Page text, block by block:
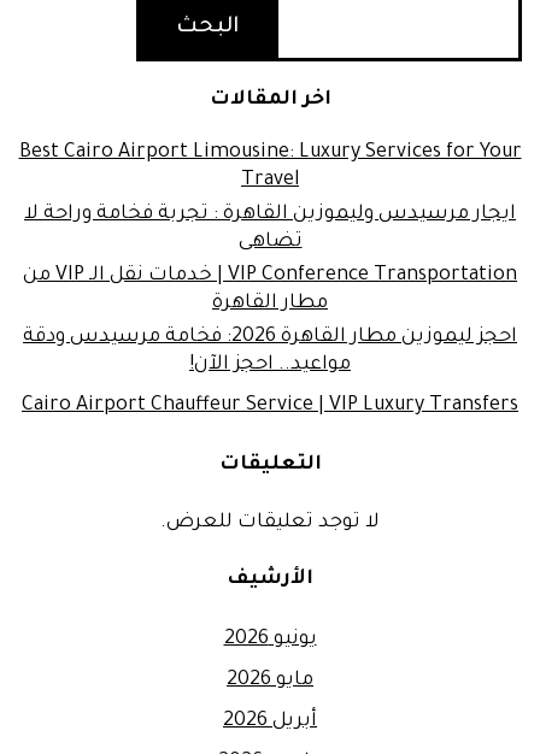
البحث
اخر المقالات
Best Cairo Airport Limousine: Luxury Services for Your
Travel
ايجار مرسيدس وليموزين القاهرة : تجربة فخامة وراحة لا
تضاهى
VIP Conference Transportation | خدمات نقل الـ VIP من
مطار القاهرة
احجز ليموزين مطار القاهرة 2026: فخامة مرسيدس ودقة
مواعيد.. احجز الآن!
Cairo Airport Chauffeur Service | VIP Luxury Transfers
التعليقات
لا توجد تعليقات للعرض.
الأرشيف
يونيو 2026
مايو 2026
أبريل 2026